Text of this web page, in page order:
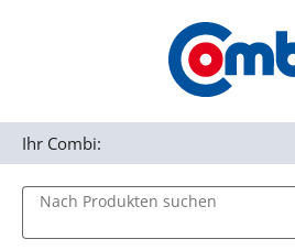
Zur Navigation springen
Nach Produkten suchen
Ihr Combi: